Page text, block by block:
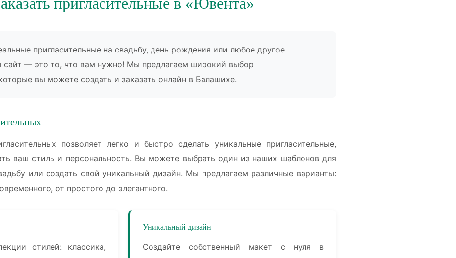
пригласительные на свадьбу, день рождения или любое другое
сайт — это то, что вам нужно! Мы предлагаем широкий выбор
вы можете создать и заказать онлайн в Балашихе.
позволяет легко и быстро сделать уникальные пригласительные,
ваш стиль и персональность. Вы можете выбрать один из наших шаблонов для
или создать свой уникальный дизайн. Мы предлагаем различные варианты:
от простого до элегантного.
стилей: классика,
Уникальный дизайн
Создайте собственный макет с нуля в